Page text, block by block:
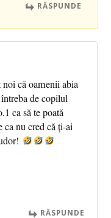
RĂSPUNDE
că oamenii abia
întreba de copilul
ca să te poată
ca nu cred că ți-ai
RĂSPUNDE